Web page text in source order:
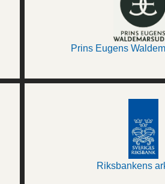
Prins Eugens
Riksbankens